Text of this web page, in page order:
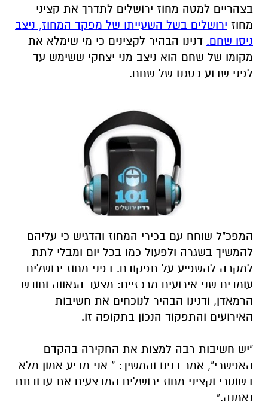
בצהריים למטה מחוז ירושלים לתדרך את קציני
מחוז ירושלים בשל השעייתו של מפקד המחוז, ניצב
ניסו שחם. דנינו הבהיר לקצינים כי מי שימלא את
מקומו של שחם הוא ניצב מני יצחקי ששימש עד
לפני שבוע כסגנו של שחם.
המפכ"ל שוחח עם בכירי המחוז והדגיש כי עליהם
להמשיך בשגרה ולפעול כמו בכל יום ומבלי לתת
למקרה להשפיע על תפקודם. בפני מחוז ירושלים
עומדים שני אירועים מרכזיים: מצעד הגאווה וחודש
הרמאדן, ודנינו הבהיר לנוכחים את חשיבות
האירועים והתפקוד הנכון בתקופה זו.
"יש חשיבות רבה למצות את החקירה בהקדם
האפשרי", אמר דנינו והמשיך: " אני מביע אמון מלא
בשוטרי וקציני מחוז ירושלים המבצעים את עבודתם
נאמנה."